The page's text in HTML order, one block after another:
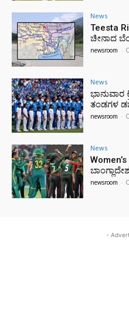
News
Teesta
ಚೀನಾದ
newsroom -
News
ತಂಡಗಳ
newsroom -
News
newsroom -
-